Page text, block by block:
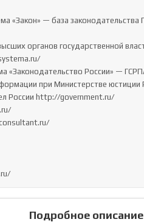
Подробное описание